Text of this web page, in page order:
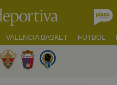
VALENCIA BASKET FUTBOL